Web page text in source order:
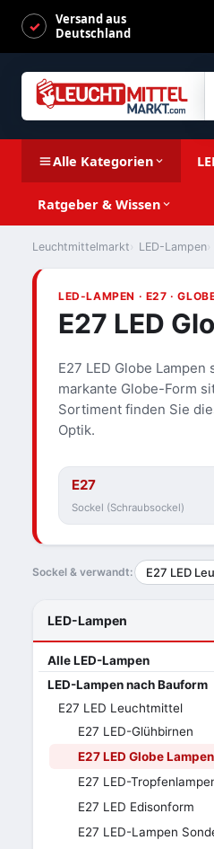
Versand aus
Deutschland
Alle Kategorien
Ratgeber & Wissen
Leuchtmittelmarkt LED-Lampen
LED-LAMPEN · E27 ·
E27 LED
E27 LED Globe Lampen
markante Globe-Form
Sortiment finden Sie
Optik.
E27
Sockel (Schraubsockel)
Sockel & verwandt: E27 LED
LED-Lampen
Alle LED-Lampen
LED-Lampen nach Bauform
E27 LED Leuchtmittel
E27 LED-Glühbirnen
E27 LED Globe Lampen
E27 LED-
E27 LED Edisonform
E27 LED-Lampen